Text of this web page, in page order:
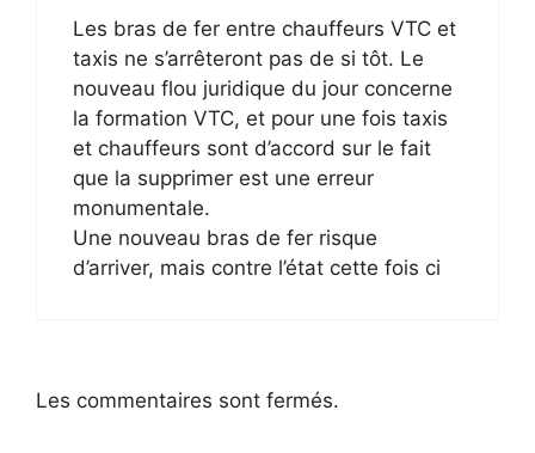
Les bras de fer entre chauffeurs VTC et
taxis ne s’arrêteront pas de si tôt. Le
nouveau flou juridique du jour concerne
la formation VTC, et pour une fois taxis
et chauffeurs sont d’accord sur le fait
que la supprimer est une erreur
monumentale.
Une nouveau bras de fer risque
d’arriver, mais contre l’état cette fois ci
Les commentaires sont fermés.